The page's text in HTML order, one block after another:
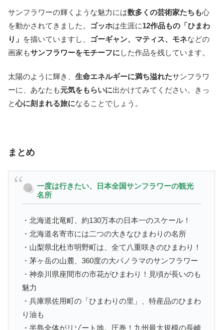
サンフラワーの輝くような魅力には数多くの芸術家たちも心
を動かされてきました。
ゴッホは生涯に12作品もの「ひまわ
り」 を描いていますし、 ゴーギャン、マティス、モネなどの
画家もサンフラワーをモチーフに した作品を残しています。
太陽のように輝き、 生命エネルギーに満ち溢れたサンフラワ
ーに、あなたも元気をもらいに出かけてみてください。きっ
と心に刻まれる旅になることでしょう。
まとめ
一度は行きたい、日本全国サンフラワーの観光
名所
・北海道北竜町、約130万本の日本一のスケール！
・北海道名寄市には二つの大きなひまわりの名所
・山梨県北杜市明野町は、全て八重咲きのひまわり！
・茅ヶ岳の山麓、360度の大パノラマのサンフラワー
・神奈川県座間市の市花がひまわり！見頃が長いのも
魅力
・兵庫県佐用町の「ひまわりの里」、特産品のひまわ
り油も
・半島全体がリゾート地。圧巻！九州最大規模の長崎